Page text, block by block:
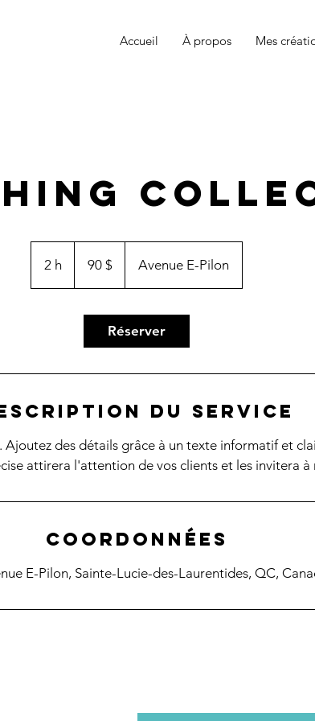
Accueil À propos Mes
2 h
h
90 $ Avenue E-Pilon
Réserver
du service
Ajoutez des détails grâce à un texte informatif et
attirera l'attention de vos clients et les invitera à
Coordonnées
E-Pilon, Sainte-Lucie-des-Laurentides, QC,